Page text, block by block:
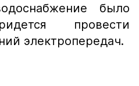
было
провести
электропередач.